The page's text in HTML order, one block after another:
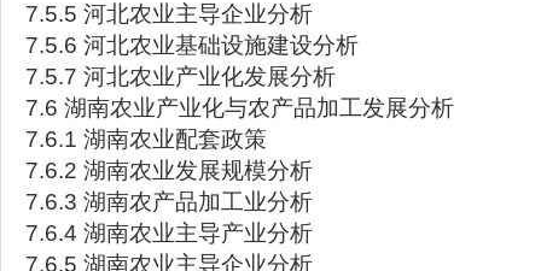
7.5.5 河北农业主导企业分析
7.5.6 河北农业基础设施建设分析
7.5.7 河北农业产业化发展分析
7.6 湖南农业产业化与农产品加工发展分析
7.6.1 湖南农业配套政策
7.6.2 湖南农业发展规模分析
7.6.3 湖南农产品加工业分析
7.6.4 湖南农业主导产业分析
7.6.5 湖南农业主导企业分析